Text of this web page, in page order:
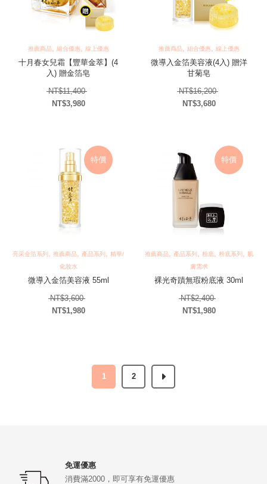
推薦商品, 組合優惠, 線上優惠
十月春女兒霜【豐華金萃】(4
入) 贈金箔皂
NT$11,400原始價格：NT$11,400。
NT$3,980
推薦商品, 組合優惠, 線上優惠
微導入金箔美容液(4入) 贈洋
甘菊皂
NT$16,200原始價格：
NT$3,680
特價
亮采金箔系列 , 推薦商品, 產品系列 , 精華/
化妝水
微導入金箔美容液 55ml
NT$3,600原始價格：NT$3,600。
NT$1,980
特價
推薦商品, 產品系列, 粉底, 粉底系列,
肌
膚需求
裸光奇蹟無瑕粉底液 30ml
NT$2,400原始價格：
NT$1,980
1 2
免運優惠
消費滿2000，即可享有免運優惠